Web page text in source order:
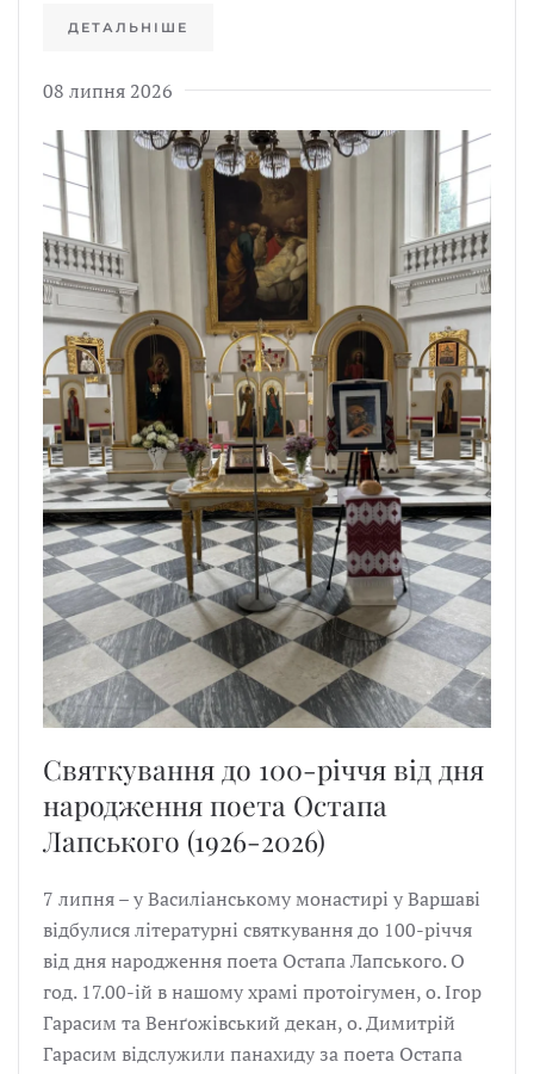
ДЕТАЛЬНІШЕ
08 липня 2026
Святкування до 100-річчя від дня
народження поета Остапа
Лапського (1926-2026)
7 липня – у Василіанському монастирі у Варшаві
відбулися літературні святкування до 100-річчя
від дня народження поета Остапа Лапського. О
год. 17.00-ій в нашому храмі протоігумен, о. Ігор
Гарасим та Венґожівський декан, о. Димитрій
Гарасим відслужили панахиду за поета Остапа